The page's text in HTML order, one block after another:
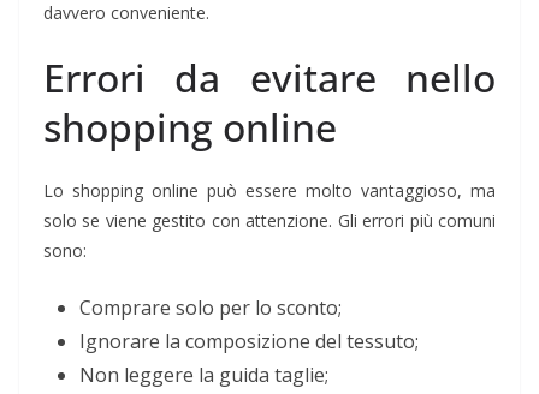
davvero conveniente.
Errori da evitare nello
shopping online
Lo shopping online può essere molto vantaggioso, ma
solo se viene gestito con attenzione. Gli errori più comuni
sono:
Comprare solo per lo sconto;
Ignorare la composizione del tessuto;
Non leggere la guida taglie;